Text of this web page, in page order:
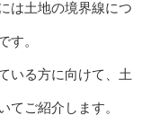
は土地の境界線につ
す。
いる方に向けて、土
てご紹介します。